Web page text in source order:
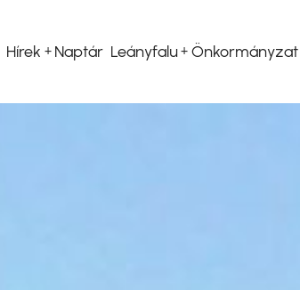
navigáció
Hírek Naptár Leányfalu Önkormányzat